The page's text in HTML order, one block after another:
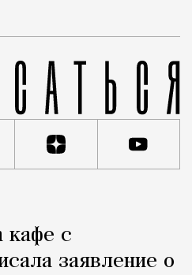
кафе с
заявление о